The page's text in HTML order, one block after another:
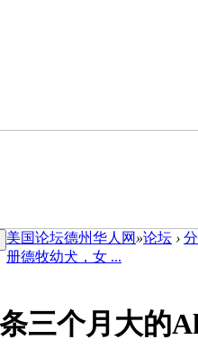
美国论坛德州华人网 »论坛 ›
册德牧幼犬，女 ...
三个月大的